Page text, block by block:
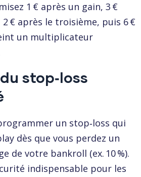
1 € après un gain, 3 €
€ après le troisième, puis 6 €
un multiplicateur
stop‑loss
un stop‑loss qui
dès que vous perdez un
de votre bankroll (ex. 10 %).
indispensable pour les